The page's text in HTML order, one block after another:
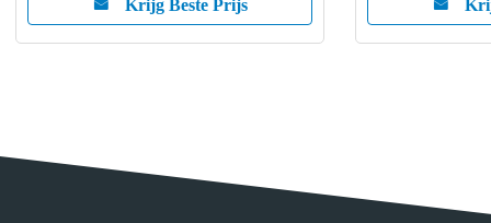
Krijg Beste Prijs
van het